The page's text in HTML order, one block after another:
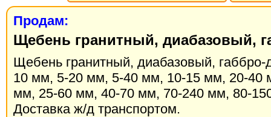
Продам:
Щебень гранитный, диабазовый,
Щебень гранитный, диабазовый, габбро-
10 мм, 5-20 мм, 5-40 мм, 10-15 мм, 20-40
мм, 25-60 мм, 40-70 мм, 70-240 мм, 80-
Доставка ж/д транспортом.